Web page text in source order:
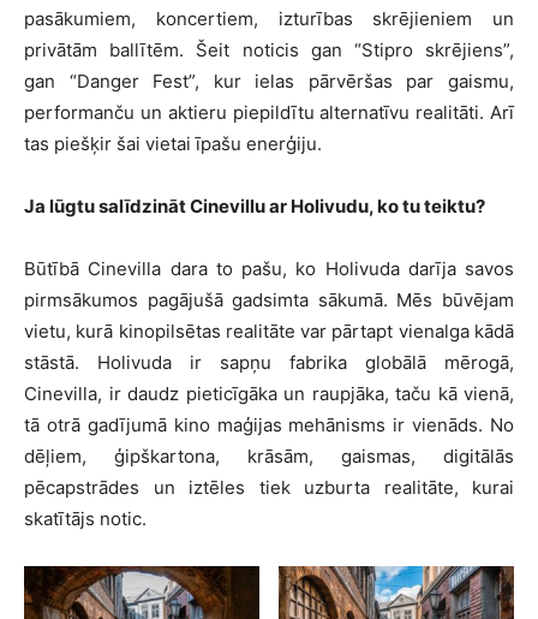
pasākumiem, koncertiem, izturības skrējieniem un
privātām ballītēm. Šeit noticis gan “Stipro skrējiens”,
gan “Danger Fest”, kur ielas pārvēršas par gaismu,
performanču un aktieru piepildītu alternatīvu realitāti. Arī
tas piešķir šai vietai īpašu enerģiju.
Ja lūgtu salīdzināt Cinevillu ar Holivudu, ko tu teiktu?
Būtībā Cinevilla dara to pašu, ko Holivuda darīja savos
pirmsākumos pagājušā gadsimta sākumā. Mēs būvējam
vietu, kurā kinopilsētas realitāte var pārtapt vienalga kādā
stāstā. Holivuda ir sapņu fabrika globālā mērogā,
Cinevilla, ir daudz pieticīgāka un raupjāka, taču kā vienā,
tā otrā gadījumā kino maģijas mehānisms ir vienāds. No
dēļiem, ģipškartona, krāsām, gaismas, digitālās
pēcapstrādes un iztēles tiek uzburta realitāte, kurai
skatītājs notic.